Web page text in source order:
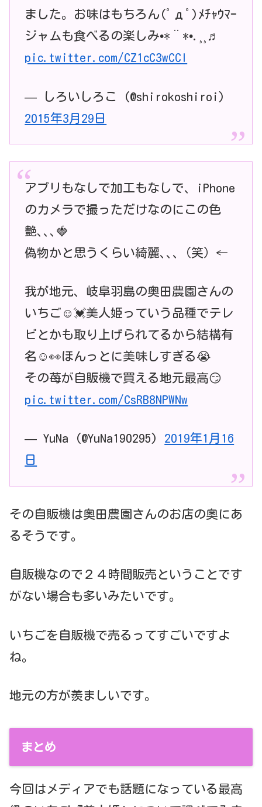
ました。お味はもちろん(ﾟдﾟ)ﾒﾁｬｳﾏｰ
ジャムも食べるの楽しみ•*¨*•.¸¸♬
pic.twitter.com/CZ1cC3wCCl
— しろいしろこ (@shirokoshiroi)
2015年3月29日
アプリもなしで加工もなしで、iPhone
のカメラで撮っただけなのにこの色
艶､､､🍓
偽物かと思うくらい綺麗､､､（笑）←
我が地元、岐阜羽島の奥田農園さんの
いちご☺️💓美人姫っていう品種でテレ
ビとかも取り上げられてるから結構有
名☺️👀ほんっとに美味しすぎる😭
その苺が自販機で買える地元最高😏
pic.twitter.com/CsRB8NPWNw
— YuNa (@YuNa190295) 2019年1月16
日
その自販機は奥田農園さんのお店の奥にあ
るそうです。
自販機なので２４時間販売ということです
がない場合も多いみたいです。
いちごを自販機で売るってすごいですよ
ね。
地元の方が羨ましいです。
まとめ
今回はメディアでも話題になっている最高